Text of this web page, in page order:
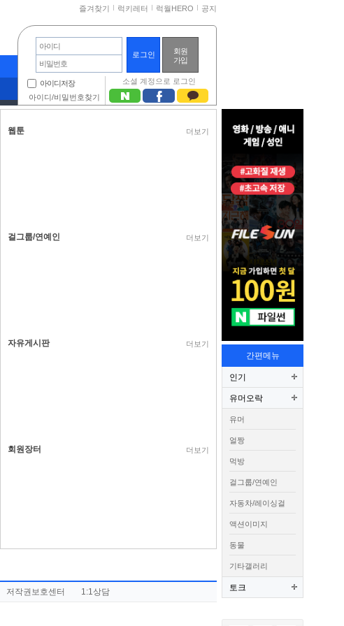
즐겨찾기 럭키레터 럭월HERO 공지
아이디
비밀번호
회원
가입
아이디저장
아이디/비밀번호찾기
소셜 계정으로 로그인
간편메뉴
인기
유머오락
유머
얼짱
먹방
걸그룹/연예인
자동차/레이싱걸
액션이미지
동물
기타갤러리
토크
웹툰 더보기
걸그룹/연예인 더보기
자유게시판 더보기
회원장터 더보기
저작권보호센터 1:1상담